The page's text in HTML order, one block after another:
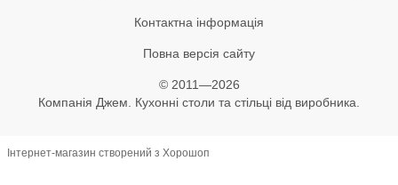
Контактна інформація
Повна версія сайту
© 2011—2026
Компанія Джем. Кухонні столи та стільці від виробника.
Інтернет-магазин створений з Хорошоп